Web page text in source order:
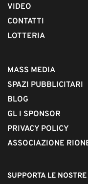
VIDEO
CONTATTI
LOTTERIA
MASS MEDIA
SPAZI PUBBLICITARI
BLOG
GL I SPONSOR
PRIVACY POLICY
ASSOCIAZIONE
SUPPORTA LE